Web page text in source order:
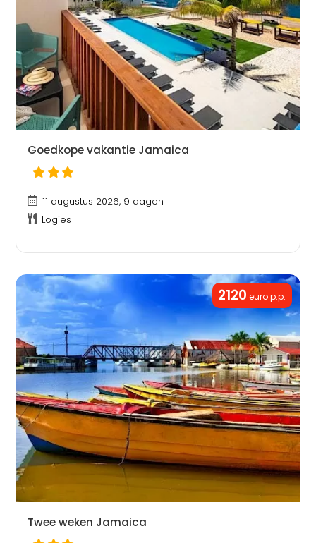
Goedkope vakantie Jamaica
11 augustus 2026, 9 dagen
Logies
2120 euro p.p.
Twee weken Jamaica